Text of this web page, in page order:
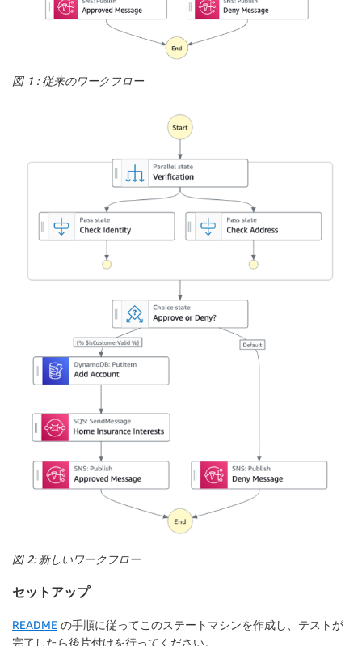
図 1 : 従来のワークフロー
図 2: 新しいワークフロー
セットアップ
README の手順に従ってこのステートマシンを作成し、テストが
完了したら後片付けを行ってください。